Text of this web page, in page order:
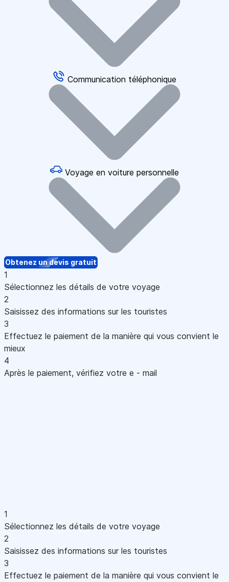
Communication téléphonique
Voyage en voiture personnelle
Obtenez un devis gratuit
1
Sélectionnez les détails de votre voyage
2
Saisissez des informations sur les touristes
3
Effectuez le paiement de la manière qui vous convient le
mieux
4
Après le paiement, vérifiez votre e - mail
1
Sélectionnez les détails de votre voyage
2
Saisissez des informations sur les touristes
3
Effectuez le paiement de la manière qui vous convient le